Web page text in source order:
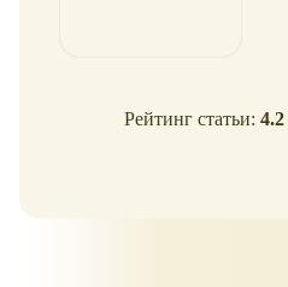
Рейтинг статьи: 4.2